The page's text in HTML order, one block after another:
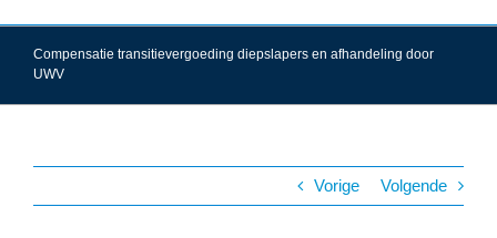
Compensatie transitievergoeding diepslapers en afhandeling door
UWV
Vorige Volgende